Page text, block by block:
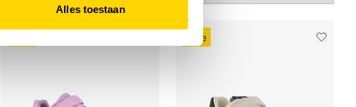
Alles toestaan
sale